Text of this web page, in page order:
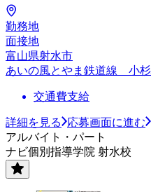
勤務地
面接地
富山県射水市
あいの風とやま鉄道線 小
交通費支給
詳細を見る
応募画面に進む
アルバイト・パート
ナビ個別指導学院 射水校